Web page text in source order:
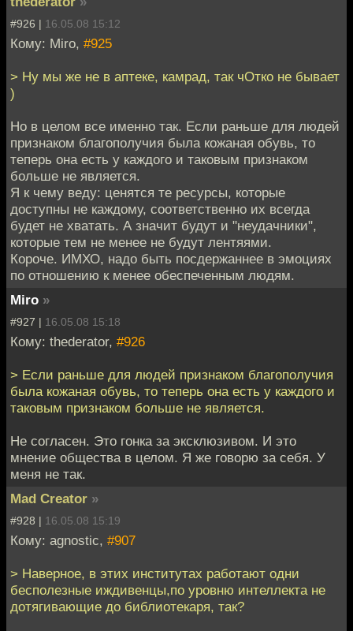
#926 | 16.05.08 15:12
Кому: Miro, #925
> Ну мы же не в аптеке, камрад, так чОтко не бывает
)
Но в целом все именно так. Если раньше для людей
признаком благополучия была кожаная обувь, то
теперь она есть у каждого и таковым признаком
больше не является.
Я к чему веду: ценятся те ресурсы, которые
доступны не каждому, соответственно их всегда
будет не хватать. А значит будут и "неудачники",
которые тем не менее не будут лентяями.
Короче. ИМХО, надо быть посдержаннее в эмоциях
по отношению к менее обеспеченным людям.
Miro »
#927 | 16.05.08 15:18
Кому: thederator, #926
> Если раньше для людей признаком благополучия
была кожаная обувь, то теперь она есть у каждого и
таковым признаком больше не является.
Не согласен. Это гонка за эксклюзивом. И это
мнение общества в целом. Я же говорю за себя. У
меня не так.
Mad Creator »
#928 | 16.05.08 15:19
Кому: agnostic, #907
> Наверное, в этих институтах работают одни
бесполезные иждивенцы,по уровню интеллекта не
дотягивающие до библиотекаря, так?